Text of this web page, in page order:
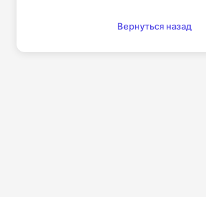
Вернуться назад